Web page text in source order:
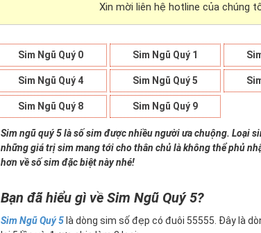
Xin mời liên hệ hotline của chúng
Sim Ngũ Quý 0 Sim Ngũ Quý 1
Sim Ngũ Quý 4 Sim Ngũ Quý 5
Sim Ngũ Quý 8 Sim Ngũ Quý 9
Sim ngũ quý 5 là số sim được nhiều người ưa chuộng. Loại
những giá trị sim mang tới cho thân chủ là không thể phủ
hơn về số sim đặc biệt này nhé!
Bạn đã hiểu gì về Sim Ngũ Quý 5?
Sim Ngũ Quý 5 là dòng sim số đẹp có đuôi 55555. Đây là